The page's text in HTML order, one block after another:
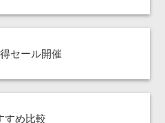
セール開催
すめ比較